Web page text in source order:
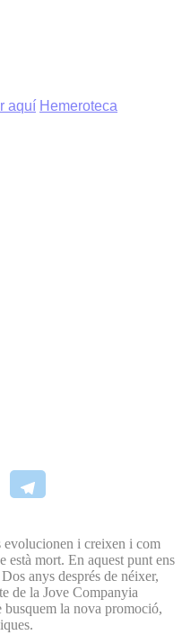
aquí Hemeroteca
evolucionen i creixen i com
està mort. En aquest punt ens
anys després de néixer,
de la Jove Companyia
busquem la nova promoció,